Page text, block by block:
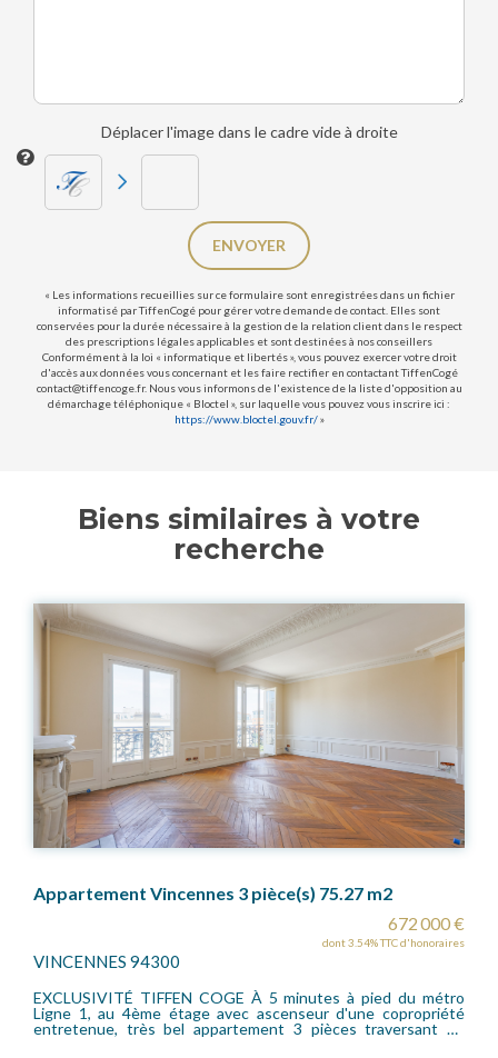
Déplacer l'image dans le cadre vide à droite
ENVOYER
« Les informations recueillies sur ce formulaire sont enregistrées dans un fichier
informatisé par TiffenCogé pour gérer votre demande de contact. Elles sont
conservées pour la durée nécessaire à la gestion de la relation client dans le respect
des prescriptions légales applicables et sont destinées à nos conseillers
Conformément à la loi « informatique et libertés », vous pouvez exercer votre droit
d'accès aux données vous concernant et les faire rectifier en contactant TiffenCogé
contact@tiffencoge.fr. Nous vous informons de l'existence de la liste d'opposition au
démarchage téléphonique « Bloctel », sur laquelle vous pouvez vous inscrire ici :
https://www.bloctel.gouv.fr/»
Biens similaires à votre
recherche
Appartement Vincennes 3 pièce(s) 75.27 m2
672 000 €
dont 3.54% TTC d'honoraires
VINCENNES 94300
EXCLUSIVITÉ TIFFEN COGE À 5 minutes à pied du métro
Ligne 1, au 4ème étage avec ascenseur d'une copropriété
entretenue, très bel appartement 3 pièces traversant de